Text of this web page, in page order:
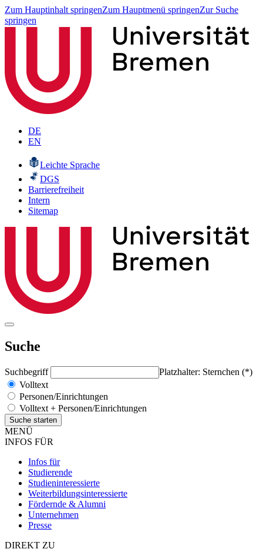
Zum Hauptinhalt springenZum Hauptmenü springenZur Suche
springen
DE
EN
Leichte Sprache
DGS
Barrierefreiheit
Intern
Sitemap
Suche
Suchbegriff
Platzhalter: Sternchen (*)
Volltext
Personen/Einrichtungen
Volltext + Personen/Einrichtungen
MENÜ
INFOS FÜR
Infos für
Studierende
Studieninteressierte
Weiterbildungsinteressierte
Fördernde & Alumni
Unternehmen
Presse
DIREKT ZU